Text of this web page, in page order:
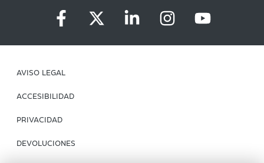
AVISO LEGAL
ACCESIBILIDAD
PRIVACIDAD
DEVOLUCIONES